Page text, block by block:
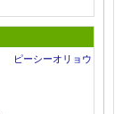
ピーシーオリョウ